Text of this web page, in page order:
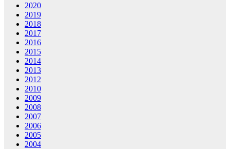
2020
2019
2018
2017
2016
2015
2014
2013
2012
2010
2009
2008
2007
2006
2005
2004